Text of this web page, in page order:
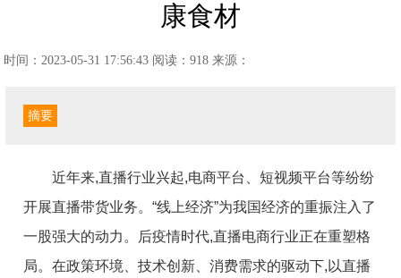
康食材
时间：2023-05-31 17:56:43 阅读：918 来源：
摘要
近年来,直播行业兴起,电商平台、短视频平台等纷纷
开展直播带货业务。“线上经济”为我国经济的重振注入了
一股强大的动力。后疫情时代,直播电商行业正在重塑格
局。在政策环境、技术创新、消费需求的驱动下,以直播